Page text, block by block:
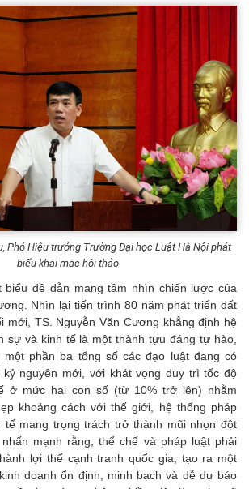
Phó Hiệu trưởng Trường Đại học Luật Hà Nội phát
biểu khai mạc hội thảo
biểu đề dẫn mang tầm nhìn chiến lược của
Nhìn lại tiến trình 80 năm phát triển đất
mới, TS. Nguyễn Văn Cương khẳng định hệ
sự và kinh tế là một thành tựu đáng tự hào,
một phần ba tổng số các đạo luật đang có
nguyên mới, với khát vọng duy trì tốc độ
ở mức hai con số (từ 10% trở lên) nhằm
khoảng cách với thế giới, hệ thống pháp
tế mang trọng trách trở thành mũi nhọn đột
mạnh rằng, thể chế và pháp luật phải
lợi thế cạnh tranh quốc gia, tạo ra một
doanh ổn định, minh bạch và dễ dự báo